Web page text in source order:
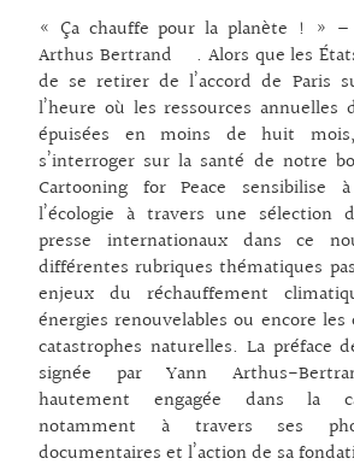
« Ça chauffe pour la planète ! » –
Arthus Bertrand . Alors que les
de se retirer de l’accord de Paris
l’heure où les ressources annuelles
épuisées en moins de huit
s’interroger sur la santé de notre
Cartooning for Peace sensibilise
l’écologie à travers une sélection
presse internationaux dans ce
différentes rubriques thématiques
enjeux du réchauffement
énergies renouvelables ou encore les
catastrophes naturelles. La préface
signée par Yann Arthus-
hautement engagée dans la
notamment à travers ses
documentaires et l’action de sa